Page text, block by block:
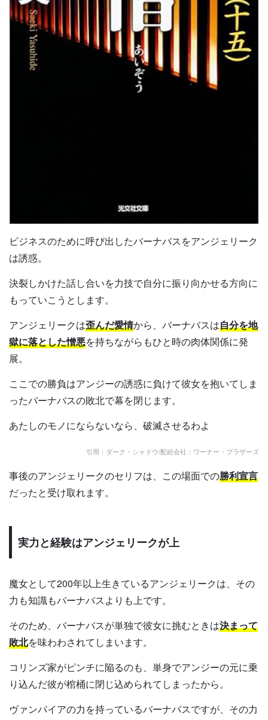
ビジネスのために呼び出したバーナバスをアンジェリーク
は誘惑。
決裂しかけた話し合いを力技で自分に振り向かせる方向に
もっていこうとします。
アンジェリークは歪んだ愛情から、バーナバスは自分を地
獄に落とした憎悪を持ちながらもひと時の肉体関係に発
展。
ここでの勝負はアンジーの誘惑に負けて彼女を抱いてしま
ったバーナバスの敗北で幕を閉じます。
あたしのモノにならないなら、破滅させるわよ
引用：ダーク・シャドウ/配給会社：ワーナー・ブラザーズ
事後のアンジェリークのセリフは、この場面での勝利宣言
だったと受け取れます。
実力と経験はアンジェリークが上
魔女として200年以上生きているアンジェリークは、その
力も知識もバーナバスよりも上です。
そのため、バーナバスが単独で彼女に挑むときは決まって
敗北を味わわされてしまいます。
コリンズ家がピンチに陥るのも、単身でアンジーの元に乗
り込んだ彼が棺桶に閉じ込められてしまったから。
ヴァンパイアの力を持っているバーナバスですが、その力